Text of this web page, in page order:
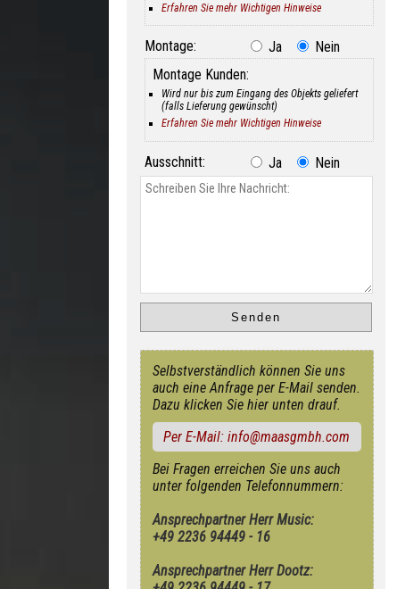
Erfahren Sie mehr Wichtigen Hinweise
Montage: Ja
Nein
Montage Kunden:
Wird nur bis zum Eingang des Objekts geliefert
(falls Lieferung gewünscht)
Erfahren Sie mehr Wichtigen Hinweise
Ausschnitt: Ja Nein
Selbstverständlich können Sie uns
auch eine Anfrage per E-Mail senden.
Dazu klicken Sie hier unten drauf.
Per E-Mail: info@maasgmbh.com
Bei Fragen erreichen Sie uns auch
unter folgenden Telefonnummern:
Ansprechpartner Herr Music:
+49 2236 94449 - 16
Ansprechpartner Herr Dootz: